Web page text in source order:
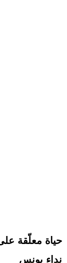
حياة معلّقة
نداء يونس